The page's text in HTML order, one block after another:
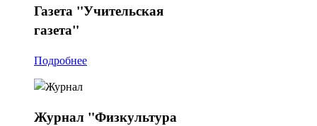
Газета "Учительская
газета"
Подробнее
Журнал "Физкультура